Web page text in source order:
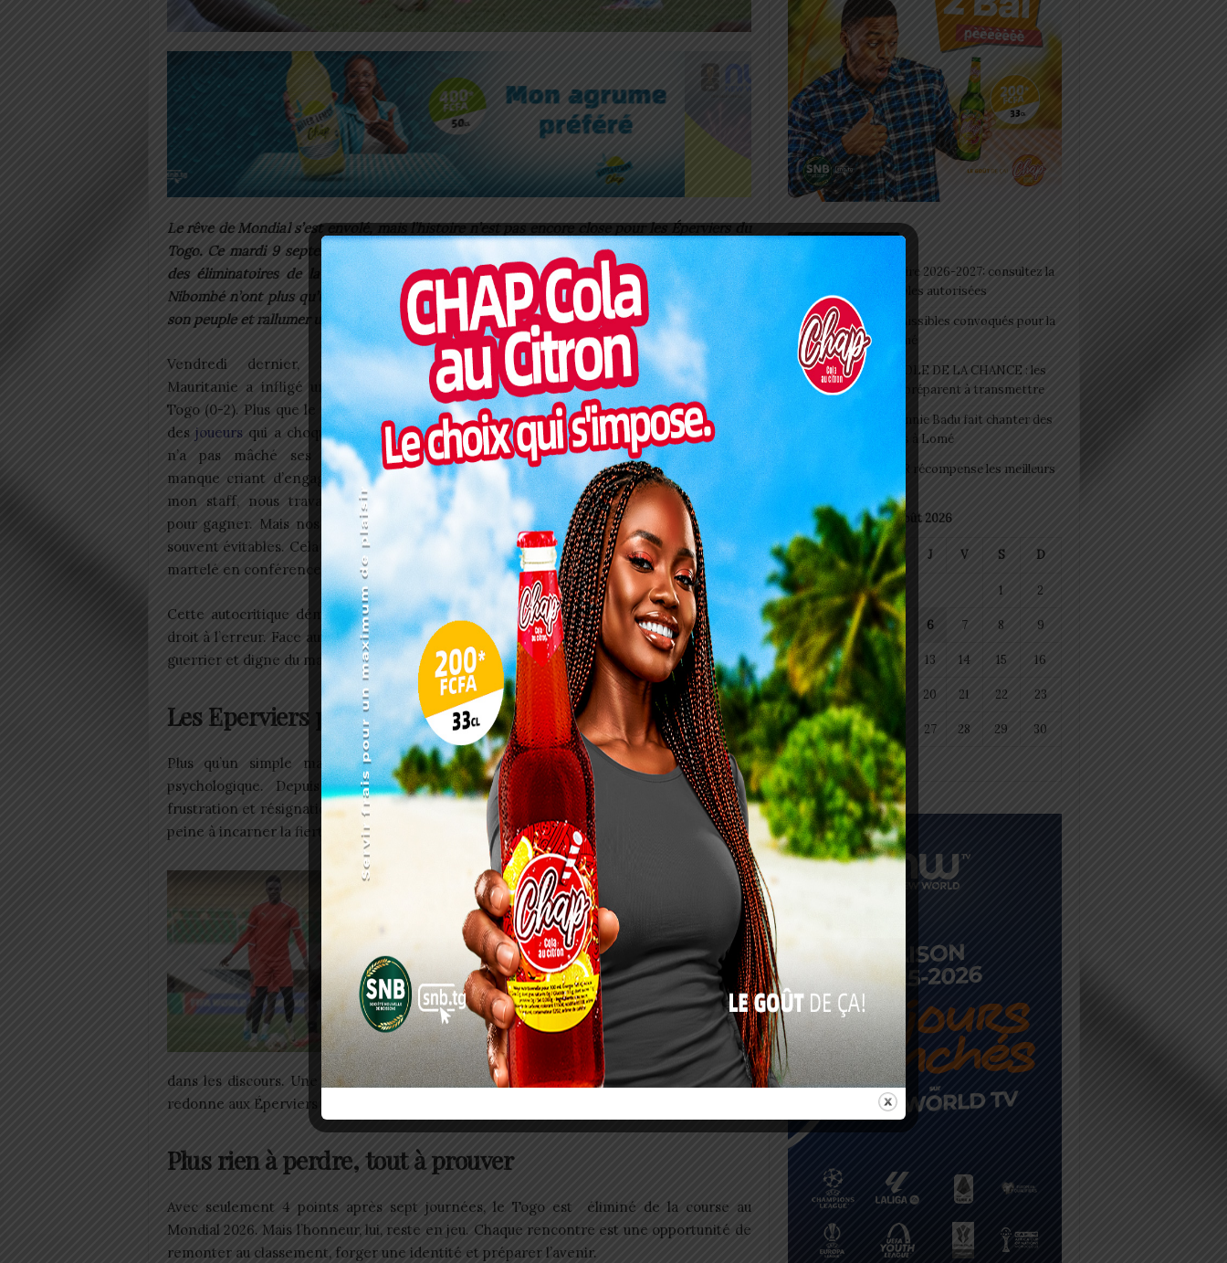
Le rêve de Mondial s’est envolé, mais l’histoire n’est pas encore close pour les Éperviers du
Togo. Ce mardi 9 septembre 2025, le stade de Kégué vibrera une nouvelle fois au rythme
des éliminatoires de la Coupe du monde 2026. Face au Soudan, les hommes de Daré
Nibombé n’ont plus qu’un objectif. Il s’agit de sauver la face, réconcilier une équipe avec
son peuple et rallumer une flamme éteinte par des années de désillusion.
Vendredi dernier, à Nouadhibou, la
Mauritanie a infligé une nouvelle gifle au
Togo (0-2). Plus que le score, c’est l’attitude
des joueursqui a choqué. Le sélectionneur
n’a pas mâché ses mots, pointant un
manque criant d’engagement. « Avec tout
mon staff, nous travaillons constamment
pour gagner. Mais nos buts encaissés sont
souvent évitables. Cela doit changer », a-t-il
martelé en conférence de presse.
Cette autocritique démontre un technicien lucide, conscient que son équipe n’a plus
droit à l’erreur. Face aux Crocodiles du Nil, l’attente est claire : montrer un autre visage,
guerrier et digne du maillot national.
Les Eperviers pour reconquérir un public désabusé
Plus qu’un simple match, cette confrontation face au Soudan a valeur de test
psychologique. Depuis plusieurs années, les supporters togolais oscillent entre
frustration et résignation. Les stades se vident, la ferveur s’effrite, et l’équipe nationale
peine à incarner la fierté d’antan.
Daré Nibombé l’admet : « Le mot d’ordre,
c’est de demander aux supporters de
continuer à venir, malgré tout. On
comprend leur colère. Mais nous
partageons un même objectif : voir le Togo
remporter des matchs. »
Derrière cette phrase se cache une vérité.
La confiance se gagne sur le terrain, pas
dans les discours. Une victoire contre le Soudan pourrait être ce souffle d’air frais qui
redonne aux Éperviers leur envol.
Plus rien à perdre, tout à prouver
Avec seulement 4 points après sept journées, le Togo est éliminé de la course au
Mondial 2026. Mais l’honneur, lui, reste en jeu. Chaque rencontre est une opportunité de
remonter au classement, forger une identité et préparer l’avenir.
Articles récents
Togo/ Rentrée scolaire 2026-2027: consultez la
liste officielle des écoles autorisées
ESSAL 2026 : les admissibles convoqués pour la
visite médicale à Lomé
SWEDD+ Togo / ECOLE DE LA CHANCE : les
maitres-artisans se préparent à transmettre
Glory Night 2026: Sonnie Badu fait chanter des
milliers de personnes à Lomé
Vogan : AGRI-ESPOIR récompense les meilleurs
août 2026
L M M J V S D
1 2
3 4 5 6 7 8 9
10 11 12 13 14 15 16
17 18 20 21 22 23
24 25 26 27 28 29 30
31
« Juil